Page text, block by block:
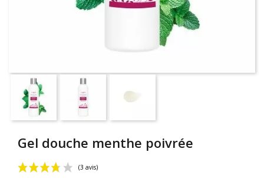
Gel douche menthe poivrée